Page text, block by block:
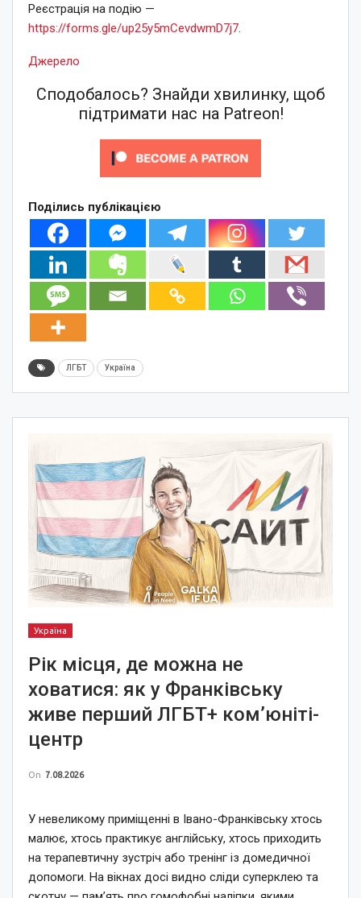
Реєстрація на подію —
https://forms.gle/up25y5mCevdwmD7j7.
Джерело
Сподобалось? Знайди хвилинку, щоб
підтримати нас на Patreon!
Поділись публікацією
ЛГБТ Україна
Україна
Рік місця, де можна не
ховатися: як у Франківську
живе перший ЛГБТ+ ком’юніті-
центр
On 7.08.2026
У невеликому приміщенні в Івано-Франківську хтось
малює, хтось практикує англійську, хтось приходить
на терапевтичну зустріч або тренінг із домедичної
допомоги. На вікнах досі видно сліди суперклею та